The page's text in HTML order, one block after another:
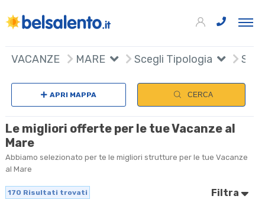
VACANZE MARE Scegli Tipologia
APRI MAPPA CERCA
Le migliori offerte per le tue Vacanze al
Mare
Abbiamo selezionato per te le migliori strutture per le tue Vacanze
al Mare
170 Risultati trovati Filtra
+